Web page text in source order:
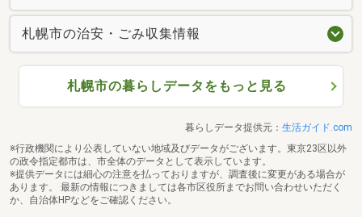
札幌市の治安・ごみ収集情報
札幌市の暮らしデータをもっと見る
暮らしデータ提供元： 生活ガイド.com
※行政機関により公表していない地域及びデータがございます。東京23区以外
の政令指定都市は、市全体のデータとして表示しています。
※提供データには細心の注意を払っておりますが、調査後に変更がある場合が
あります。 最新の情報につきましては各市区役所までお問い合わせいただく
か、自治体HPなどをご確認ください。